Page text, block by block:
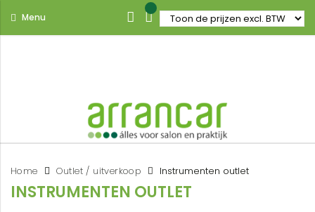
Menu
Home Outlet / uitverkoop Instrumenten outlet
INSTRUMENTEN OUTLET